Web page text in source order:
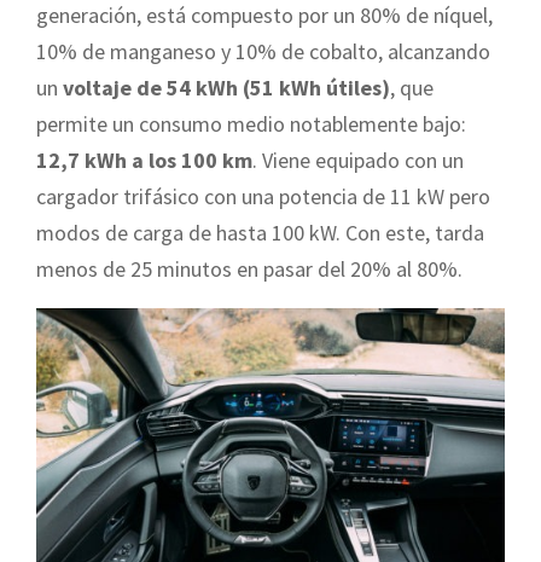
generación, está compuesto por un 80% de níquel,
10% de manganeso y 10% de cobalto, alcanzando
un voltaje de 54 kWh (51 kWh útiles), que
permite un consumo medio notablemente bajo:
12,7 kWh a los 100 km. Viene equipado con un
cargador trifásico con una potencia de 11 kW pero
modos de carga de hasta 100 kW. Con este, tarda
menos de 25 minutos en pasar del 20% al 80%.